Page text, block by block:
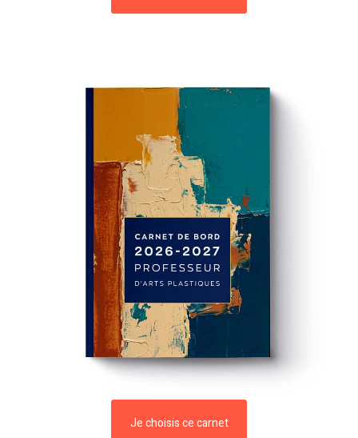
Je choisis ce carnet